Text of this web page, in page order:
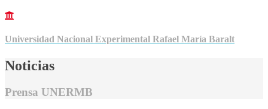
Universidad Nacional Experimental Rafael María Baralt
Noticias
Prensa UNERMB